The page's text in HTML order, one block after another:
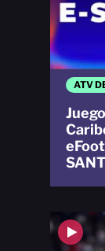
ATV